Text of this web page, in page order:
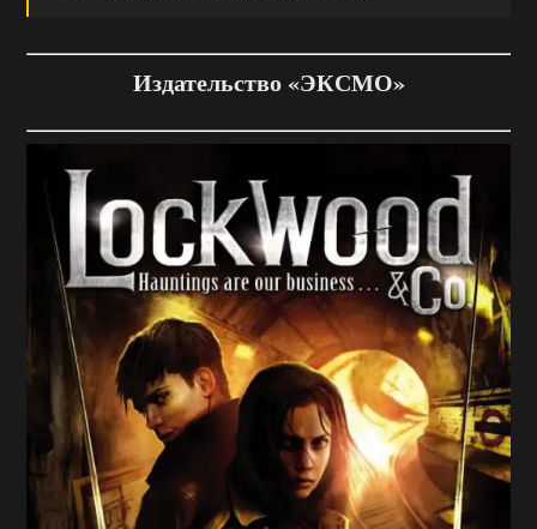
Издательство «ЭКСМО»